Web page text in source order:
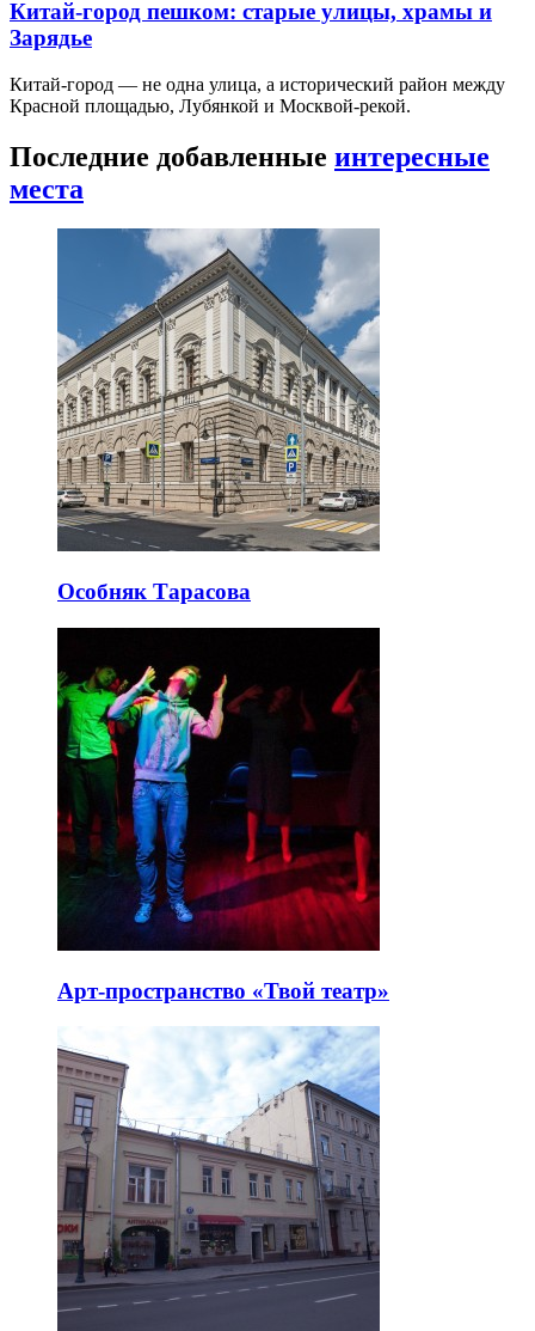
Китай-город пешком: старые улицы, храмы и
Зарядье
Китай-город — не одна улица, а исторический район между
Красной площадью, Лубянкой и Москвой-рекой.
Последние добавленные интересные
места
Особняк Тарасова
Арт-пространство «Твой театр»